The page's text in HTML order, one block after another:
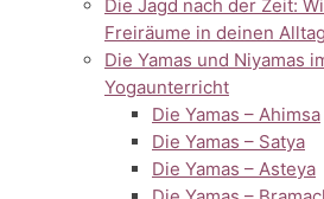
Die Jagd nach der Zeit:
Freiräume in deinen
Die Yamas und Niyamas
Yogaunterricht
Die Yamas – Ahimsa
Die Yamas – Satya
Die Yamas – Asteya